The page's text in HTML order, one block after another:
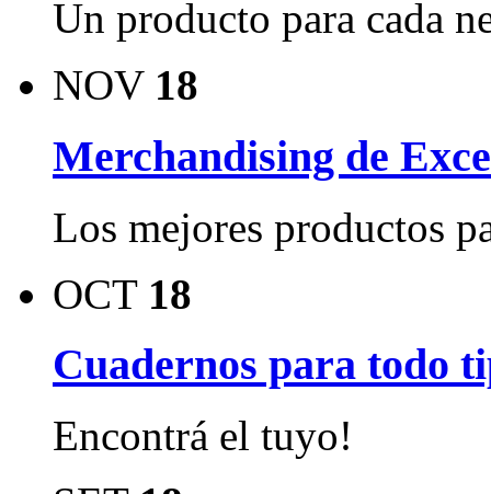
Un producto para cada
NOV 18
Merchandising de
Los mejores productos
OCT 18
Cuadernos para todo
Encontrá el tuyo!